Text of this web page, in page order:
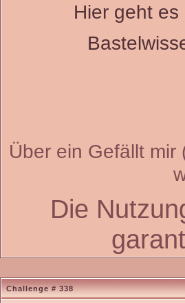
Hier geht
Über ein Gefällt
Die
Challenge # 338